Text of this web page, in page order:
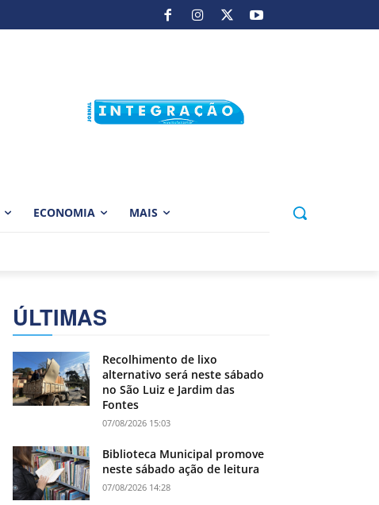
ECONOMIA MAIS
ÚLTIMAS
Recolhimento de lixo
alternativo será neste sábado
no São Luiz e Jardim das
Fontes
07/08/2026 15:03
Biblioteca Municipal promove
neste sábado ação de leitura
07/08/2026 14:28